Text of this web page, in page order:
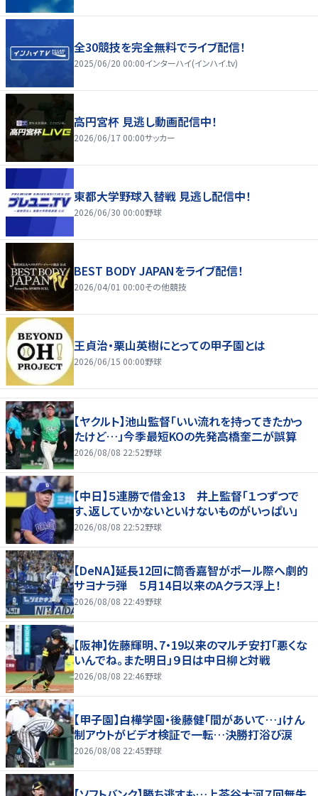
全30競技を完全無料でライブ配信！
2025/06/20 00:00インターハイ(インハイ.tv)
高円宮杯 見逃し動画配信中！
2026/06/17 00:00サッカー
東都大学野球入替戦 見逃し配信中！
2026/06/30 00:00野球
BEST BODY JAPANをライブ配信！
2026/04/01 00:00その他競技
王貞治・栗山英樹にとっての甲子園とは
2026/06/15 00:00野球
【ヤクルト】池山監督「いい流れを持ってきたかっ
たけど…」今季最短KOの先発高橋奎二が誤算
2026/08/08 22:52野球
【中日】５連勝で借金13 井上監督「１つずつで
す、返していかないといけないものがいっぱい」
2026/08/08 22:52野球
【DeNA】延長12回に筒香嘉智がポール際へ劇的
サヨナラ弾 ５月14日以来のAクラス浮上！
2026/08/08 22:49野球
【阪神】佐藤輝明、7・19以来のマルチ安打「悪くな
いんでね。また明日」９日は中日柳と対戦
2026/08/08 22:46野球
【甲子園】白樺学園・後藤健「間があいて…」けん
制アウトがビデオ検証で一転…決勝打浴び涙
2026/08/08 22:45野球